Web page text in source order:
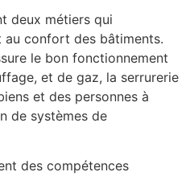
deux métiers qui
confort des bâtiments.
le bon fonctionnement
et de gaz, la serrurerie
et des personnes à
de systèmes de
des compétences